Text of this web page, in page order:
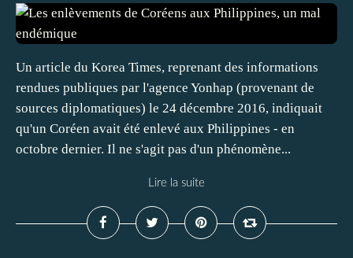
Un article du Korea Times, reprenant des informations
rendues publiques par l'agence Yonhap (provenant de
sources diplomatiques) le 24 décembre 2016, indiquait
qu'un Coréen avait été enlevé aux Philippines - en
octobre dernier. Il ne s'agit pas d'un phénomène...
Lire la suite